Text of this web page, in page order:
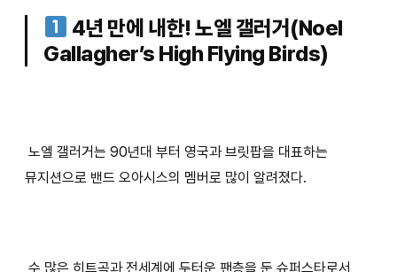
4년 만에 내한! 노엘 갤러거(Noel
Gallagher’s High Flying Birds)
노엘 갤러거는 90년대 부터 영국과 브릿팝을 대표하는
뮤지션으로 밴드 오아시스의 멤버로 많이 알려졌다.
수 많은 히트곡과 전세계에 두터운 팬층을 둔 슈퍼스타로서